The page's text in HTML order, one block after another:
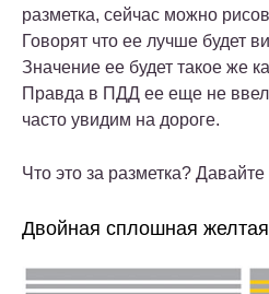
разметка, сейчас можно
Говорят что ее лучше будет
Значение ее будет такое же
Правда в ПДД ее еще не
часто увидим на дороге.
Что это за разметка?
Двойная сплошная желтая